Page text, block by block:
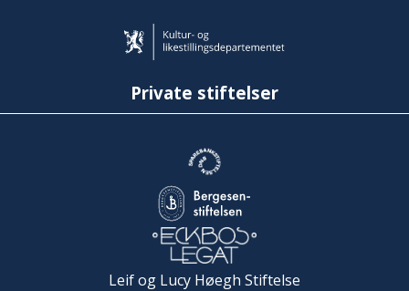
Private stiftelser
Leif og Lucy Høegh Stiftelse